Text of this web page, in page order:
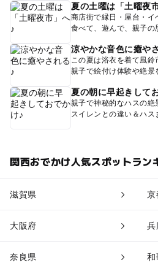
夏の土曜は「土曜夜
商店街で縁日・屋台・イ
食べて、遊んで、親子の
涼やかな音色に癒や
この夏は浴衣を着て風鈴
親子で絵付け体験や絶景
夏の朝に早起きして
親子で神秘的なハスの絶
スイレンとの違い＆ハス
関西おでかけ人気スポットラン
滋賀県 京
大阪府 兵
奈良県 和